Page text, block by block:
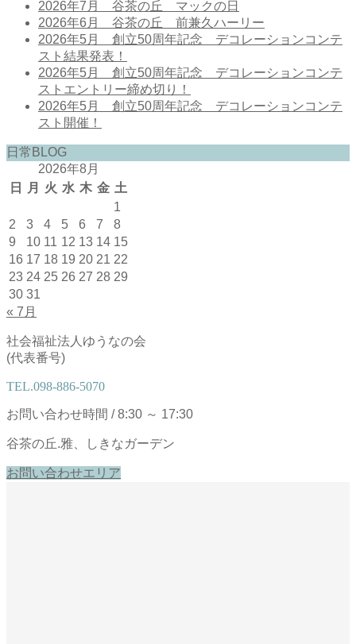
2026年7月 谷茶の丘 マックの日
2026年6月 谷茶の丘 前兼久ハーリー
2026年5月 創立50周年記念 デコレーションコンテ
スト結果発表！
2026年5月 創立50周年記念 デコレーションコンテ
ストエントリー締め切り！
2026年5月 創立50周年記念 デコレーションコンテ
スト開催！
日常BLOG
2026年8月
日
月 火 水 木 金 土
1
2
3 4 5 6 7
8
9
10 11 12 13 14 15
16 17 18 19 20 21 22
23 24 25 26 27 28 29
30 31
« 7月
社会福祉法人ゆうなの会
(代表番号)
TEL.098-886-5070
お問い合わせ時間 / 8:30 ～ 17:30
谷茶の丘.雅、しきなガーデン
お問い合わせエリア